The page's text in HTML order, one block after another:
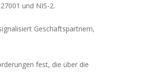
und NIS-2.
Geschäftspartnern,
fest, die über die